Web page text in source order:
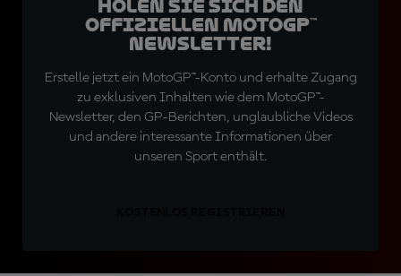
Holen Sie sich den
offiziellen MotoGP™
Newsletter!
Erstelle jetzt ein MotoGP™-Konto und erhalte Zugang
zu exklusiven Inhalten wie dem MotoGP™-
Newsletter, den GP-Berichten, unglaubliche Videos
und andere interessante Informationen über
unseren Sport enthält.